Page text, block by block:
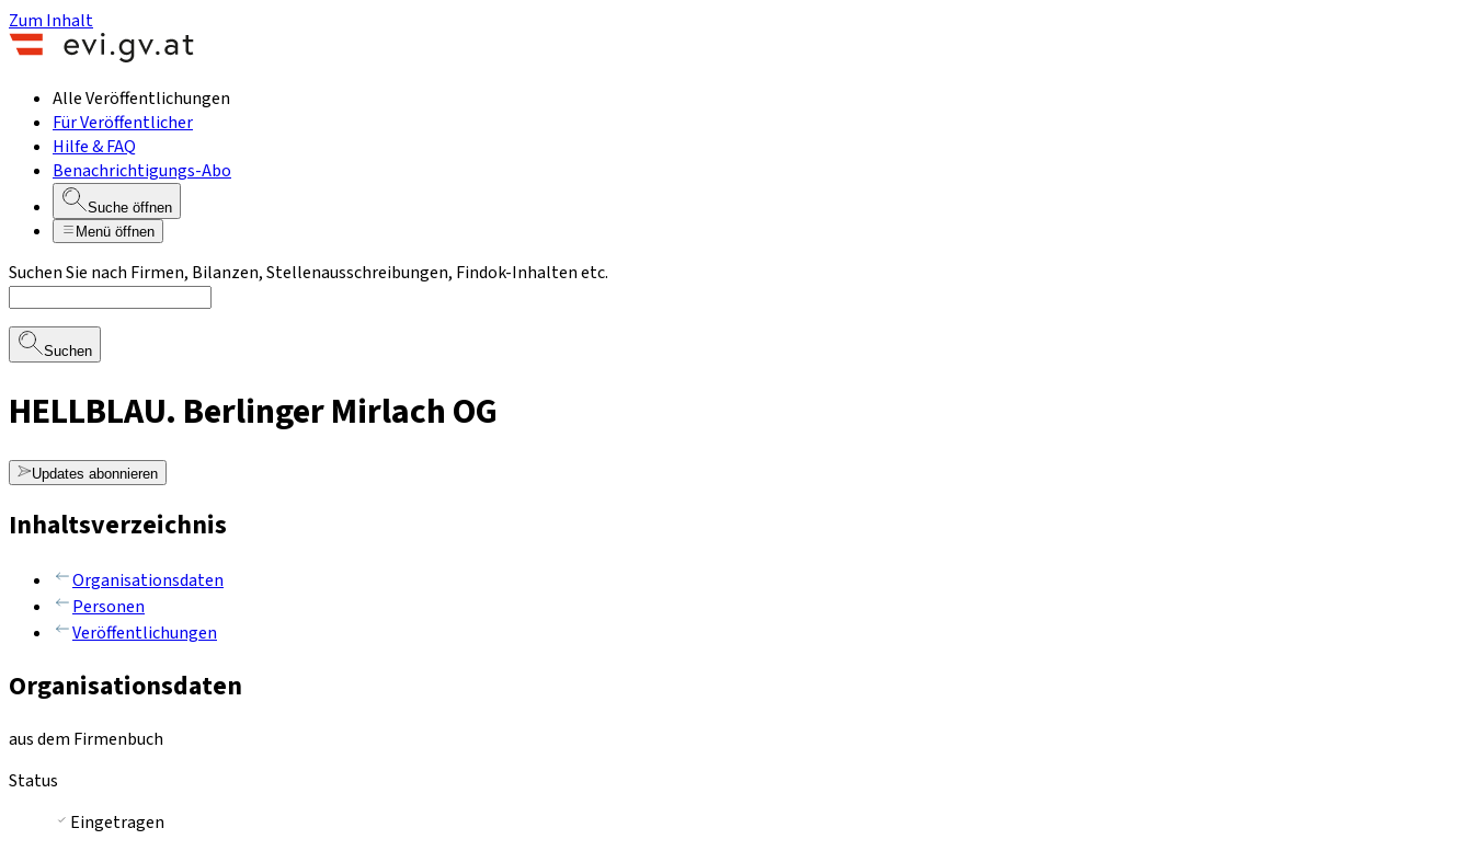
Zum Inhalt
Alle Veröffentlichungen
Für Veröffentlicher
Hilfe & FAQ
Benachrichtigungs-Abo
Suche öffnen
Menü öffnen
Suchen Sie nach Firmen, Bilanzen, Stellenausschreibungen, Findok-Inhalten etc.
Suchen
HELLBLAU. Berlinger Mirlach OG
Updates abonnieren
Inhaltsverzeichnis
Organisationsdaten
Personen
Veröffentlichungen
Organisationsdaten
aus dem Firmenbuch
Status
Eingetragen